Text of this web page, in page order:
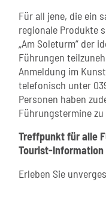
Für all jene, die ein
regionale Produkte
„Am Soleturm“ der
Führungen
Anmeldung im
telefonisch unter
Personen haben
Führungstermine
Treffpunkt für alle
Tourist-Information
Erleben Sie